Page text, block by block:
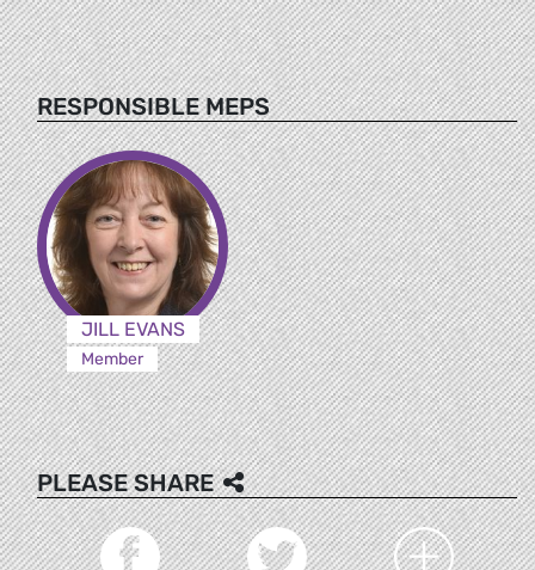
RESPONSIBLE MEPS
JILL EVANS
Member
PLEASE SHARE